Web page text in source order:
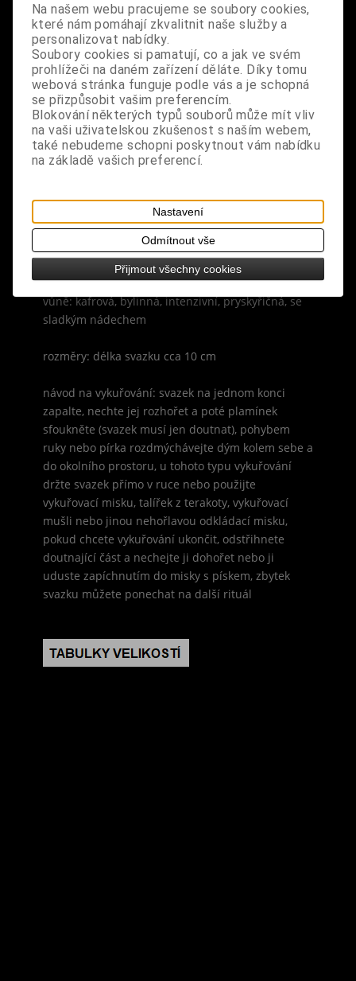
popis: svazek šalvěje, který je napuštěn dračí krví -
pryskyřicí stromu, Croton lechleri či Sangre de
Drago se do češtiny dá přeložit jako dračí krev,
jedná se o až 20 m vysoký strom, který vyrůstá v
oblasti Peru, Ekvádoru a Kolumbie, ačkoliv je strom
vysoký, kmen má v průměru 30 cm a je pokryt
hladkou, zrnitou kůrou, pokud se do kůry stromu
řízne, vyteče tmavě červená pryskyřice, která až
nápadně připomíná krev, má mimořádné, silně
vyčistit naši duši a pomoci při hledání cesty ve
vlastním životě, dokáže vás i vaše prostory rychle a
dokonale zbavit i od těch nejtěžších negativních,
nečistých a silně zanešených energií
vůně: kafrová, bylinná, intenzivní, pryskyřičná, se
sladkým nádechem
rozměry: délka svazku cca 10 cm
návod na vykuřování: svazek na jednom konci
zapalte, nechte jej rozhořet a poté plamínek
sfoukněte (svazek musí jen doutnat), pohybem
ruky nebo pírka rozdmýchávejte dým kolem sebe a
do okolního prostoru, u tohoto typu vykuřování
držte svazek přímo v ruce nebo použijte
vykuřovací misku, talířek z terakoty, vykuřovací
mušli nebo jinou nehořlavou odkládací misku,
pokud chcete vykuřování ukončit, odstřihnete
doutnající část a nechejte ji dohořet nebo ji
uduste zapíchnutím do misky s pískem, zbytek
svazku můžete ponechat na další rituál
Na našem webu pracujeme se soubory cookies,
které nám pomáhají zkvalitnit naše služby a
personalizovat nabídky.
Soubory cookies si pamatují, co a jak ve svém
prohlížeči na daném zařízení děláte. Díky tomu
webová stránka funguje podle vás a je schopná
se přizpůsobit vašim preferencím.
Blokování některých typů souborů může mít vliv
na vaši uživatelskou zkušenost s naším webem,
také nebudeme schopni poskytnout vám nabídku
na základě vašich preferencí.
Nastavení
Odmítnout vše
Přijmout všechny cookies